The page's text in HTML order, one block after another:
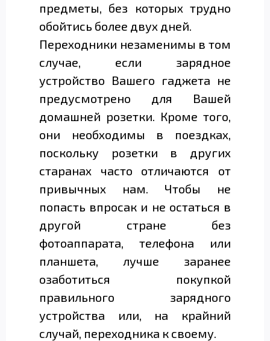
предметы, без которых трудно
обойтись более двух дней.
Переходники незаменимы в том
случае, если зарядное
устройство Вашего гаджета не
предусмотрено для Вашей
домашней розетки. Кроме того,
они необходимы в поездках,
поскольку розетки в других
старанах часто отличаются от
привычных нам. Чтобы не
попасть впросак и не остаться в
другой стране без
фотоаппарата, телефона или
планшета, лучше заранее
озаботиться покупкой
правильного зарядного
устройства или, на крайний
случай, переходника к своему.